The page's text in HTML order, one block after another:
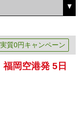
質0円キャンペーン
岡空港発 5日